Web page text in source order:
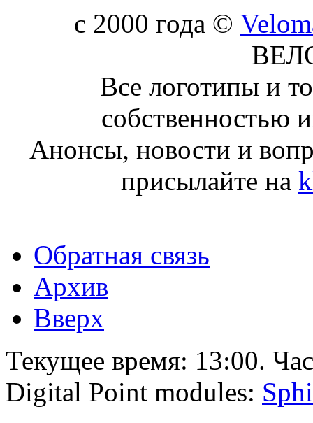
c 2000 года ©
Все логотипы и
собственностью
Анонсы, новости и
присылайте на
Обратная связь
Архив
Вверх
Текущее время: 13:00.
Digital Point modules: